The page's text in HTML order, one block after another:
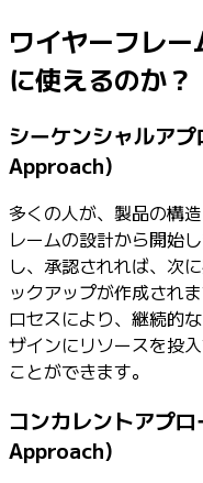
ワイヤーフレ
に使えるのか？
シーケンシャルア
Approach)
多くの人が、製品の構
レームの設計から開始
し、承認されれば、次
ックアップが作成され
ロセスにより、継続的
ザインにリソースを投
ことができます。
コンカレントアプ
Approach)